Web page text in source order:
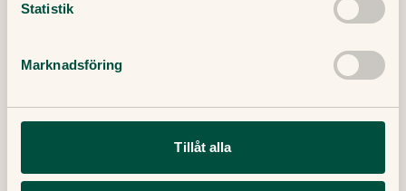
Statistik
Marknadsföring
Tillåt alla
Leg läkare, specialist i allmänmedicin
19 Maj, 2025
Senaste artiklar